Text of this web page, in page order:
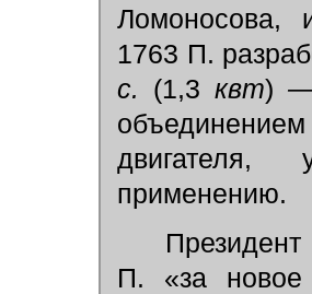
Ломоносова,
1763 П.
с.
(1,3 квт)
двигателя,
применению.
Президент
П. «за новое